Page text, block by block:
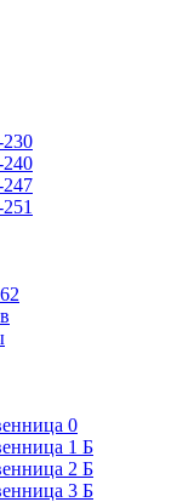
0
1 Б
2 Б
3 Б